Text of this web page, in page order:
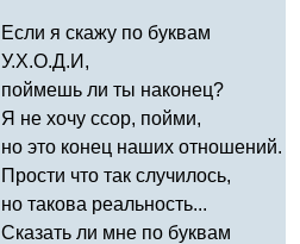
Если я скажу по буквам
У.Х.О.Д.И,
поймешь ли ты наконец?
Я не хочу ссор, пойми,
но это конец наших отношений.
Прости что так случилось,
но такова реальность...
Сказать ли мне по буквам